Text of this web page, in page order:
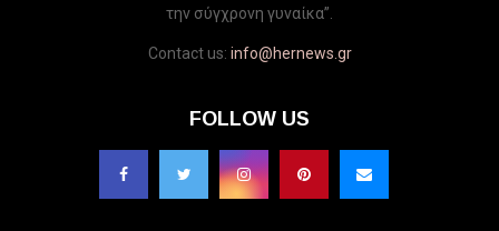
την σύγχρονη γυναίκα”.
Contact us: info@hernews.gr
FOLLOW US